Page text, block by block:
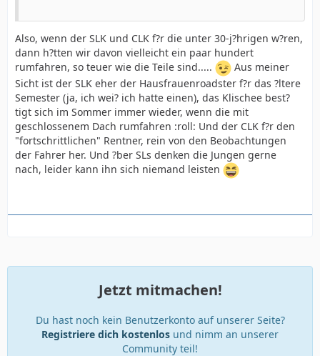
Also, wenn der SLK und CLK f?r die unter 30-j?hrigen w?ren,
dann h?tten wir davon vielleicht ein paar hundert
rumfahren, so teuer wie die Teile sind.....
Aus meiner
Sicht ist der SLK eher der Hausfrauenroadster f?r das ?ltere
Semester (ja, ich wei? ich hatte einen), das Klischee best?
tigt sich im Sommer immer wieder, wenn die mit
geschlossenem Dach rumfahren :roll: Und der CLK f?r den
"fortschrittlichen" Rentner, rein von den Beobachtungen
der Fahrer her. Und ?ber SLs denken die Jungen gerne
nach, leider kann ihn sich niemand leisten
Jetzt mitmachen!
Du hast noch kein Benutzerkonto auf unserer Seite?
Registriere dich kostenlos und nimm an unserer
Community teil!